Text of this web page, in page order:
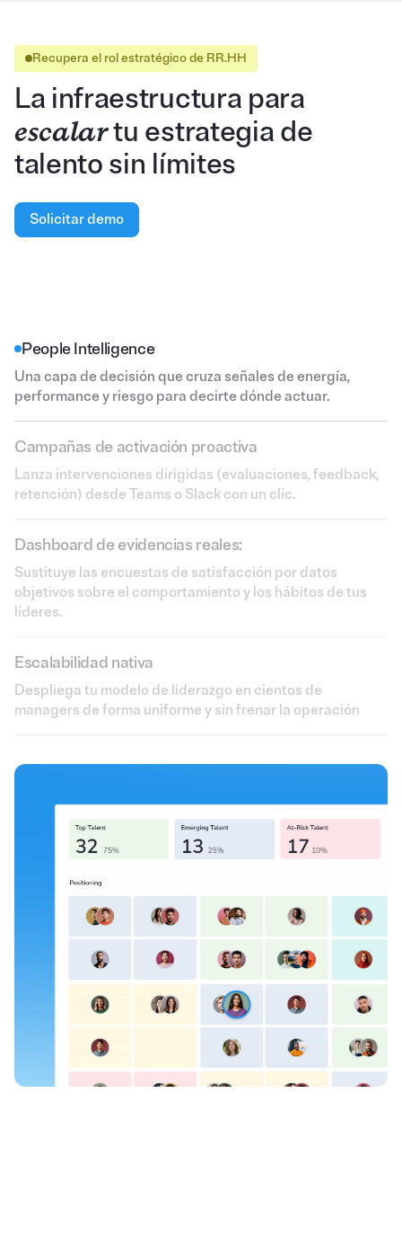
Recupera el rol estratégico de RR.HH
La infraestructura para
escalartu estrategia de
talento sin límites
Solicitar demo
People Intelligence
Una capa de decisión que cruza señales de energía,
performance y riesgo para decirte dónde actuar.
Campañas de activación proactiva
Lanza intervenciones dirigidas (evaluaciones, feedback,
retención) desde Teams o Slack con un clic.
Dashboard de evidencias reales:
Sustituye las encuestas de satisfacción por datos
objetivos sobre el comportamiento y los hábitos de tus
líderes.
Escalabilidad nativa
Despliega tu modelo de liderazgo en cientos de
managers de forma uniforme y sin frenar la operación